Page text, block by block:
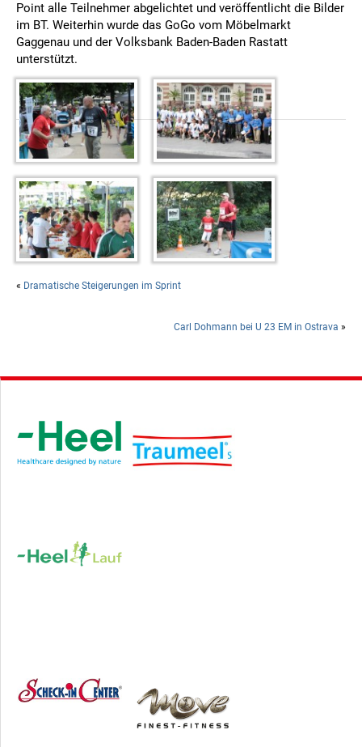
Point alle Teilnehmer abgelichtet und veröffentlicht die Bilder
im BT. Weiterhin wurde das GoGo vom Möbelmarkt
Gaggenau und der Volksbank Baden-Baden Rastatt
unterstützt.
« Dramatische Steigerungen im Sprint
Carl Dohmann bei U 23 EM in Ostrava »